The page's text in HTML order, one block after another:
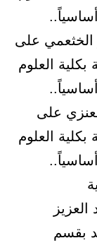
الخثعمي على
العلوم
على
العلوم
بقسم